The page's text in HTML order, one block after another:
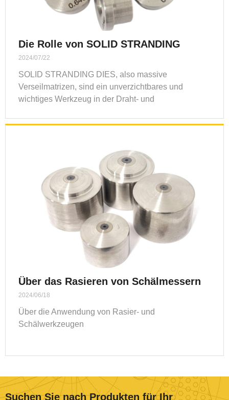
Die Rolle von SOLID STRANDING
STIRKEN und ihre Anwendung in der
2024/07/22
SOLID STRANDING DIES, also massive
Verseilmatrizen, sind ein unverzichtbares und
wichtiges Werkzeug in der Draht- und
von SOLID STRANDING DIES und ihre Anwendung
Über das Rasieren von Schälmessern
2024/06/18
Über die Anwendung von Rasier- und
Schälwerkzeugen
Suchen Sie nach Produkten für Ihr